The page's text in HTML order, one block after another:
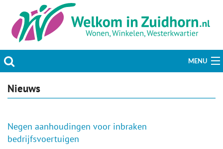
MENU
Actueel
Welzijn & Maatschappij
Nieuws
Negen aanhoudingen voor inbraken
bedrijfsvoertuigen